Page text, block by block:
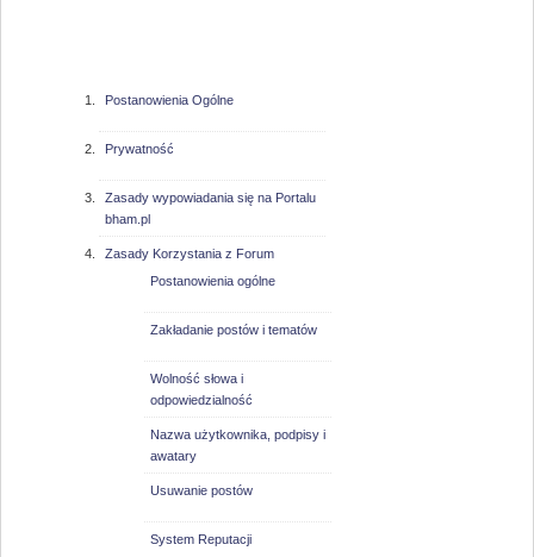
Postanowienia Ogólne
Prywatność
Zasady wypowiadania się na Portalu
bham.pl
Zasady Korzystania z Forum
Postanowienia ogólne
Zakładanie postów i tematów
Wolność słowa i
odpowiedzialność
Nazwa użytkownika, podpisy i
awatary
Usuwanie postów
System Reputacji